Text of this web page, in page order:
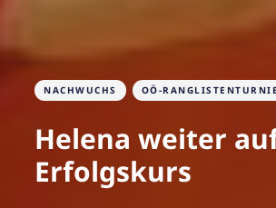
NACHWUCHS OÖ-
Helena weiter
Erfolgskurs